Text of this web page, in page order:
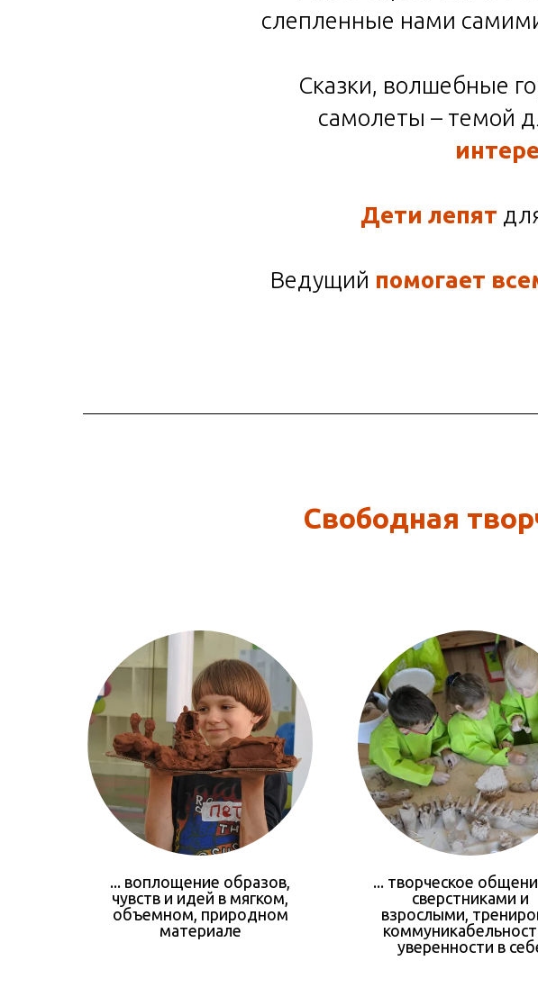
слепленные нами
Сказки, волшебные
самолеты – темой
Дети лепят
Ведущий помогает
Свободная
... воплощение образов,
чувств и идей в мягком,
объемном, природном
материале
... творческое
сверстниками и
взрослыми,
уверенности в